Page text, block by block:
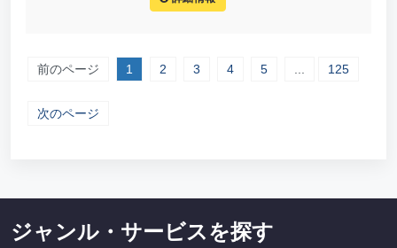
前のページ 1 2 3 4 5 125
次のページ
ジャンル・サービスを探す